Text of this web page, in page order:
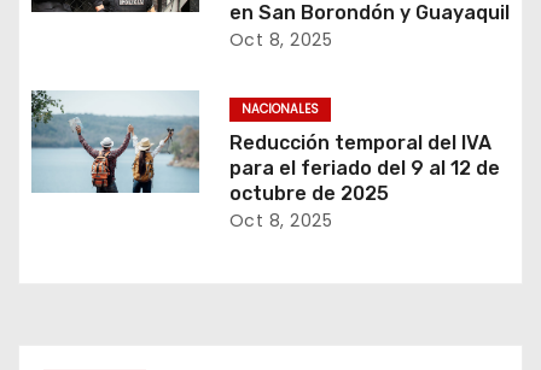
en San Borondón y Guayaquil
Oct 8, 2025
NACIONALES
Reducción temporal del IVA
para el feriado del 9 al 12 de
octubre de 2025
Oct 8, 2025